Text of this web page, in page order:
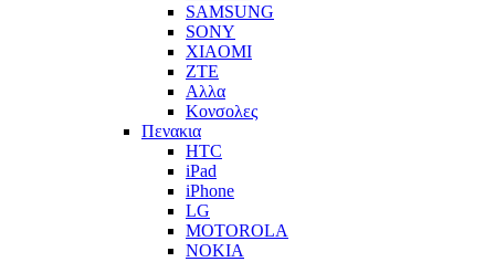
SAMSUNG
SONY
XIAOMI
ZTE
Αλλα
Κονσολες
Πενακια
HTC
iPad
iPhone
LG
MOTOROLA
NOKIA